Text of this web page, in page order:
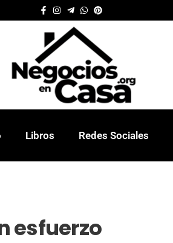
Libros Redes Sociales
esfuerzo